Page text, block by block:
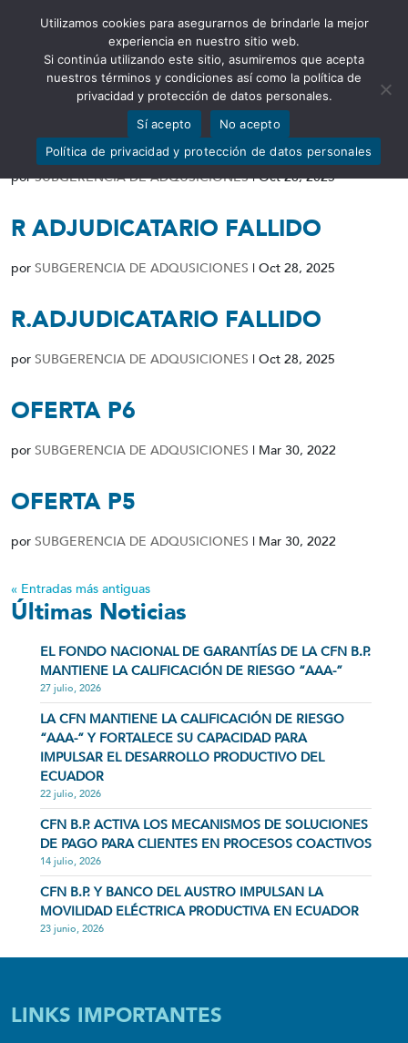
Abrir barra de herramientas
R ADJUDICATARIO FALLIDO
porSUBGERENCIA DE ADQUSICIONES|Oct 28, 2025
R ADJUDICATARIO FALLIDO
por SUBGERENCIA DE ADQUSICIONES | Oct 28, 2025
R.ADJUDICATARIO FALLIDO
por SUBGERENCIA DE ADQUSICIONES | Oct 28, 2025
OFERTA P6
por SUBGERENCIA DE ADQUSICIONES | Mar 30, 2022
OFERTA P5
por SUBGERENCIA DE ADQUSICIONES | Mar 30, 2022
« Entradas más antiguas
Últimas Noticias
EL FONDO NACIONAL DE GARANTÍAS DE LA CFN B.P.
MANTIENE LA CALIFICACIÓN DE RIESGO “AAA-”
27 julio, 2026
LA CFN MANTIENE LA CALIFICACIÓN DE RIESGO
“AAA-” Y FORTALECE SU CAPACIDAD PARA
IMPULSAR EL DESARROLLO PRODUCTIVO DEL
ECUADOR
22 julio, 2026
CFN B.P. ACTIVA LOS MECANISMOS DE SOLUCIONES
DE PAGO PARA CLIENTES EN PROCESOS COACTIVOS
14 julio, 2026
CFN B.P. Y BANCO DEL AUSTRO IMPULSAN LA
MOVILIDAD ELÉCTRICA PRODUCTIVA EN ECUADOR
23 junio, 2026
LINKS IMPORTANTES
Utilizamos cookies para asegurarnos de brindarle la mejor
experiencia en nuestro sitio web.
Si continúa utilizando este sitio, asumiremos que acepta
nuestros términos y condiciones así como la política de
privacidad y protección de datos personales.
Sí acepto
No acepto
Política de privacidad y protección de datos personales